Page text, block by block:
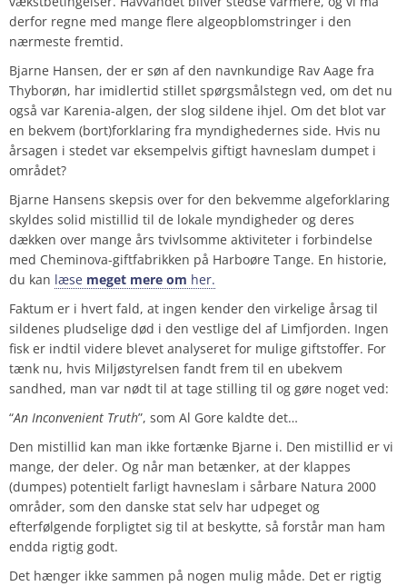
derfor regne med mange flere algeopblomstringer i den
nærmeste fremtid.
Bjarne Hansen, der er søn af den navnkundige Rav Aage fra
Thyborøn, har imidlertid stillet spørgsmålstegn ved, om det nu
også var Karenia-algen, der slog sildene ihjel. Om det blot var
en bekvem (bort)forklaring fra myndighedernes side. Hvis nu
årsagen i stedet var eksempelvis giftigt havneslam dumpet i
området?
Bjarne Hansens skepsis over for den bekvemme algeforklaring
skyldes solid mistillid til de lokale myndigheder og deres
dækken over mange års tvivlsomme aktiviteter i forbindelse
med Cheminova-giftfabrikken på Harboøre Tange. En historie,
du kan læse meget mere om her.
Faktum er i hvert fald, at ingen kender den virkelige årsag til
sildenes pludselige død i den vestlige del af Limfjorden. Ingen
fisk er indtil videre blevet analyseret for mulige giftstoffer. For
tænk nu, hvis Miljøstyrelsen fandt frem til en ubekvem
sandhed, man var nødt til at tage stilling til og gøre noget ved:
“An Inconvenient Truth”, som Al Gore kaldte det…
Den mistillid kan man ikke fortænke Bjarne i. Den mistillid er vi
mange, der deler. Og når man betænker, at der klappes
(dumpes) potentielt farligt havneslam i sårbare Natura 2000
områder, som den danske stat selv har udpeget og
efterfølgende forpligtet sig til at beskytte, så forstår man ham
endda rigtig godt.
Det hænger ikke sammen på nogen mulig måde. Det er rigtig